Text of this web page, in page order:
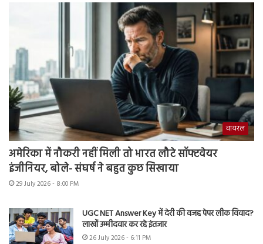
वायरल
अमेरिका में नौकरी नहीं मिली तो भारत लौटे सॉफ्टवेयर
इंजीनियर, बोले- संघर्ष ने बहुत कुछ सिखाया
29 July 2026 - 8:00 PM
UGC NET Answer Key में देरी की वजह पेपर लीक विवाद?
लाखों उम्मीदवार कर रहे इंतजार
26 July 2026 - 6:11 PM